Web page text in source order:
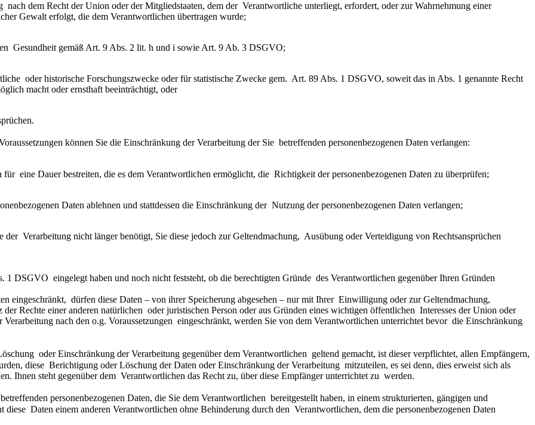
nach dem Recht der Union oder der Mitgliedstaaten, dem der  Verantwortliche unterliegt, erfordert, oder zur Wahrnehmung einer
Gewalt erfolgt, die dem Verantwortlichen übertragen wurde;
Gesundheit gemäß Art. 9 Abs. 2 lit. h und i sowie Art. 9 Ab. 3 DSGVO;
oder historische Forschungszwecke oder für statistische Zwecke gem.  Art. 89 Abs. 1 DSGVO, soweit das in Abs. 1 genannte Recht
macht oder ernsthaft beeinträchtigt, oder
können Sie die Einschränkung der Verarbeitung der Sie  betreffenden personenbezogenen Daten verlangen:
eine Dauer bestreiten, die es dem Verantwortlichen ermöglicht, die  Richtigkeit der personenbezogenen Daten zu überprüfen;
Daten ablehnen und stattdessen die Einschränkung der  Nutzung der personenbezogenen Daten verlangen;
Verarbeitung nicht länger benötigt, Sie diese jedoch zur Geltendmachung,  Ausübung oder Verteidigung von Rechtsansprüchen
1 DSGVO  eingelegt haben und noch nicht feststeht, ob die berechtigten Gründe  des Verantwortlichen gegenüber Ihren Gründen
eingeschränkt,  dürfen diese Daten – von ihrer Speicherung abgesehen – nur mit Ihrer  Einwilligung oder zur Geltendmachung,
Rechte einer anderen natürlichen  oder juristischen Person oder aus Gründen eines wichtigen öffentlichen  Interesses der Union oder
nach den o.g. Voraussetzungen  eingeschränkt, werden Sie von dem Verantwortlichen unterrichtet bevor  die Einschränkung
oder Einschränkung der Verarbeitung gegenüber dem Verantwortlichen  geltend gemacht, ist dieser verpflichtet, allen Empfängern,
diese  Berichtigung oder Löschung der Daten oder Einschränkung der Verarbeitung  mitzuteilen, es sei denn, dies erweist sich als
Ihnen steht gegenüber dem  Verantwortlichen das Recht zu, über diese Empfänger unterrichtet zu  werden.
personenbezogenen Daten, die Sie dem Verantwortlichen  bereitgestellt haben, in einem strukturierten, gängigen und
diese  Daten einem anderen Verantwortlichen ohne Behinderung durch den  Verantwortlichen, dem die personenbezogenen Daten